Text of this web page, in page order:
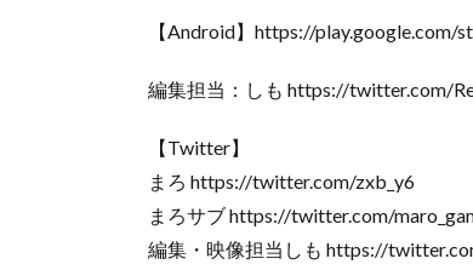
【Android】https://play.google.com/
編集担当：しも https://twitter.com/
【Twitter】
まろ https://twitter.com/zxb_y6
まろサブ https://twitter.com/
編集・映像担当しも https://